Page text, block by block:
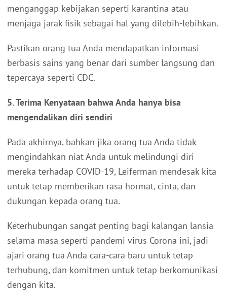
menganggap kebijakan seperti karantina atau
menjaga jarak fisik sebagai hal yang dilebih-lebihkan.
Pastikan orang tua Anda mendapatkan informasi
berbasis sains yang benar dari sumber langsung dan
tepercaya seperti CDC.
5. Terima Kenyataan bahwa Anda hanya bisa
mengendalikan diri sendiri
Pada akhirnya, bahkan jika orang tua Anda tidak
mengindahkan niat Anda untuk melindungi diri
mereka terhadap COVID-19, Leiferman mendesak kita
untuk tetap memberikan rasa hormat, cinta, dan
dukungan kepada orang tua.
Keterhubungan sangat penting bagi kalangan lansia
selama masa seperti pandemi virus Corona ini, jadi
ajari orang tua Anda cara-cara baru untuk tetap
terhubung, dan komitmen untuk tetap berkomunikasi
dengan kita.